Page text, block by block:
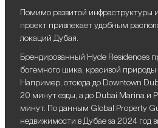
Помимо развитой инфраструктуры
проект привлекает удобным
локаций Дубая.
Брендированный Hyde Residences
богемного шика, красивой природы
Например, отсюда до Downtown
20 минут езды, а до Dubai Marina и
минут. По данным Global Property
недвижимости в Дубае за 2024 год